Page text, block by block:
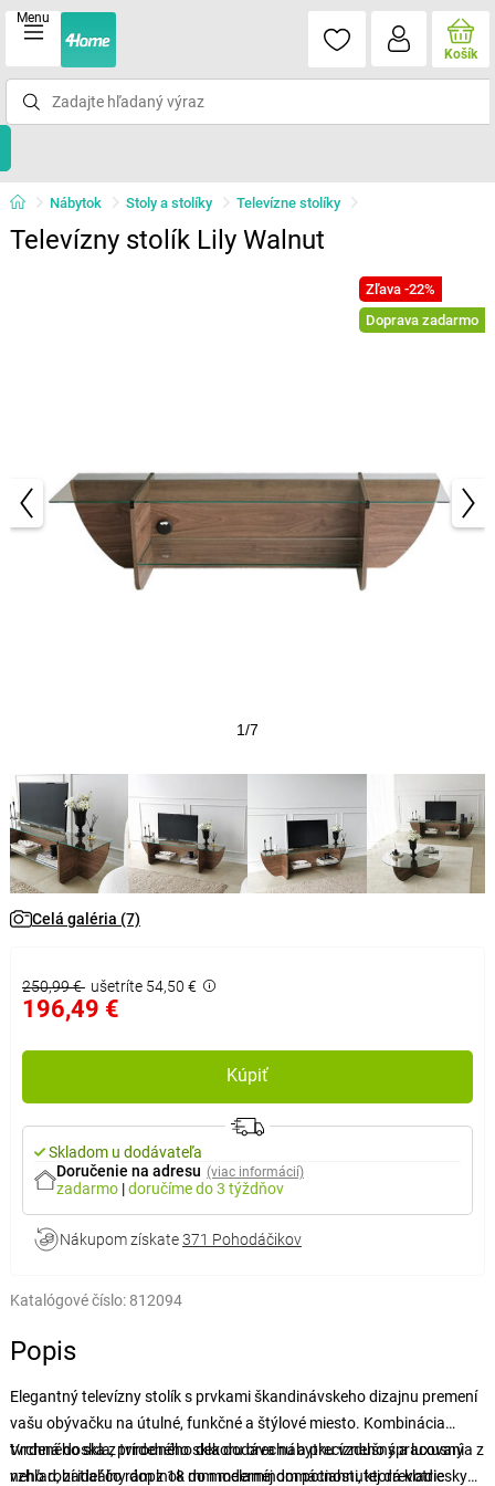
Menu
Košík
Nábytok Stoly a stolíky Televízne stolíky
Televízny stolík Lily Walnut
Zľava -22%
Doprava zadarmo
1/7
Celá galéria (7)
250,99 € ušetríte 54,50 €
196,49 €
Kúpiť
Skladom u dodávateľa
Doručenie na adresu (viac informácií)
zadarmo |doručímedo 3 týždňov
Nákupom získate371 Pohodáčikov
Katalógové číslo: 812094
Popis
Elegantný televízny stolík s prvkami škandinávskeho dizajnu premení
vašu obývačku na útulné, funkčné a štýlové miesto. Kombinácia
tvrdeného skla, prírodného dekoru orechu a precízneho spracovania z
neho robí ideálny doplnok do modernej domácnosti, ktorá kladie
Vrchná doska z tvrdeného skla dodáva nábytku vzdušný a luxusný
vzhľad, zatiaľ čo rám z 18 mm melamínom potiahnutej drevotriesky